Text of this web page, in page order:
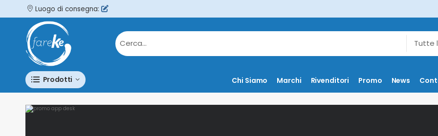
Luogo di consegna:
Prodotti Chi Siamo Marchi Rivenditori Promo News